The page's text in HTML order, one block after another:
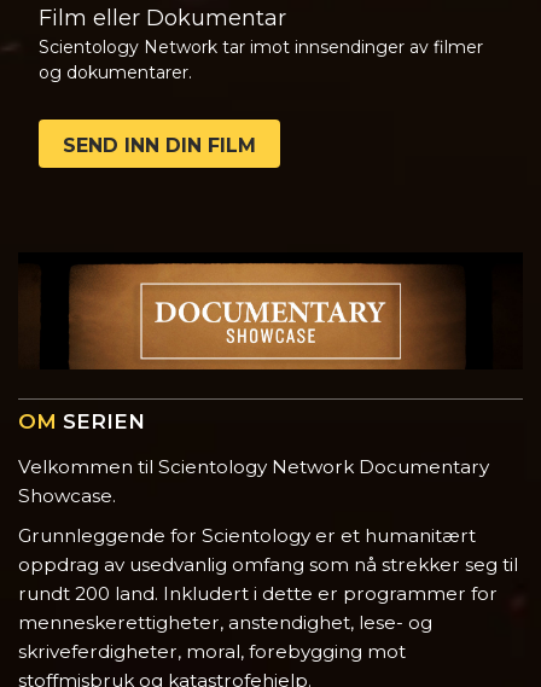
Film eller Dokumentar
Scientology Network tar imot innsendinger av filmer
og dokumentarer.
SEND INN DIN FILM
OM SERIEN
Velkommen til Scientology Network Documentary
Showcase.
Grunnleggende for Scientology er et humanitært
oppdrag av usedvanlig omfang som nå strekker seg til
rundt 200 land. Inkludert i dette er programmer for
menneskerettigheter, anstendighet, lese- og
skriveferdigheter, moral, forebygging mot
stoffmisbruk og katastrofehjelp.